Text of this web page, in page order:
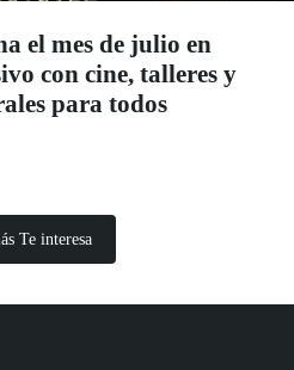
el mes de julio en
con cine, talleres y
para todos
Te interesa